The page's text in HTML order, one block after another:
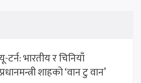
भारतीय र चिनियाँ
शाहको ‘वान टु वान’